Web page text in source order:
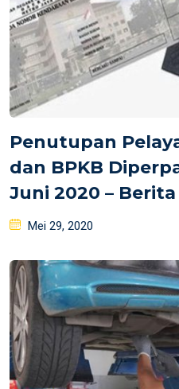
Penutupan
dan BPKB
Juni 2020 –
Posted
Mei 29, 2020